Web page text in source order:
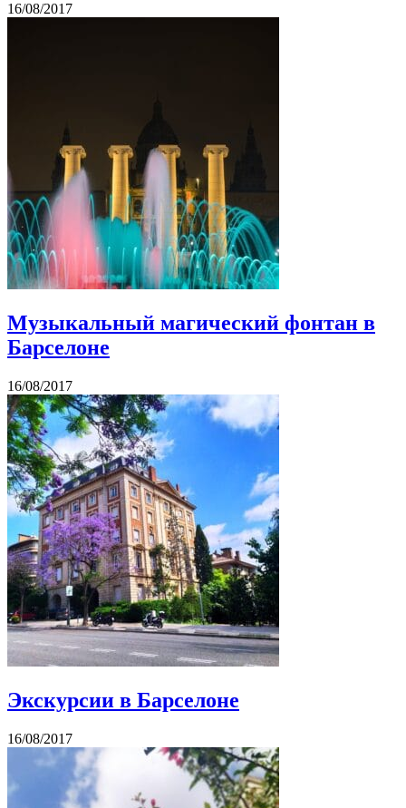
16/08/2017
Музыкальный магический фонтан в
Барселоне
16/08/2017
Экскурсии в Барселоне
16/08/2017